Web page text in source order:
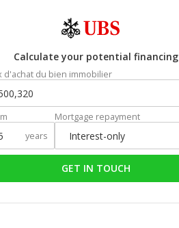
Calculate your potential financing
d'achat du bien immobilier
years
Mortgage repayment
GET IN TOUCH